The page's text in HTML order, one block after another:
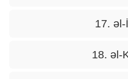
17.
18. əl-